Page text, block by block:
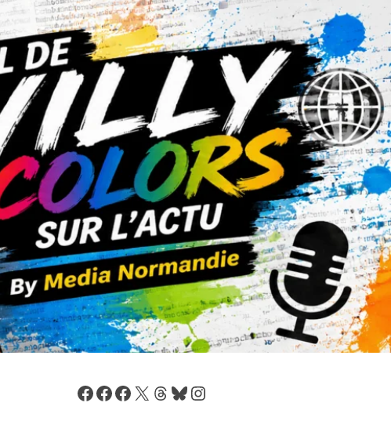
Facebook
Facebook
Facebook
X Threads
BlueskyInstagram